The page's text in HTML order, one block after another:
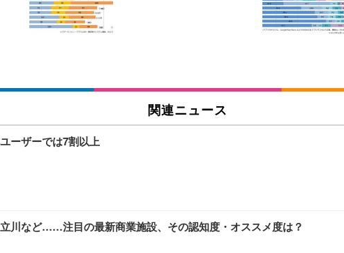
ワーク チェア 強化バックレスト 30度ロッキング機能 人間工学 椅子 腰サポー
務用 おしゃれ パソコンチェア (ブラック)
事務用 おしゃれ パソコンチェア (ホワイト)
フック付き（CFI-ZDM1J）
ー フルHD（1920×1080）VA 非光沢 HDMI/DisplayPort/VGA スピーカー内蔵 高
り 単品
限定】 Smart Basic アイリスオーヤマ ペットシーツ 超厚型 お徳用 ワイド 100枚
関連ニュース
ーザーでは7割以上
川など……注目の最新商業施設、その認知度・オススメ度は？